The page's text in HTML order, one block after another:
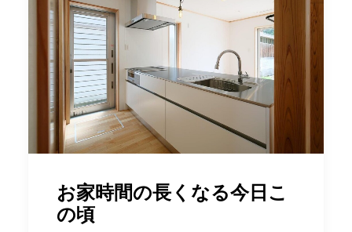
お家時間の長くなる今日こ
の頃